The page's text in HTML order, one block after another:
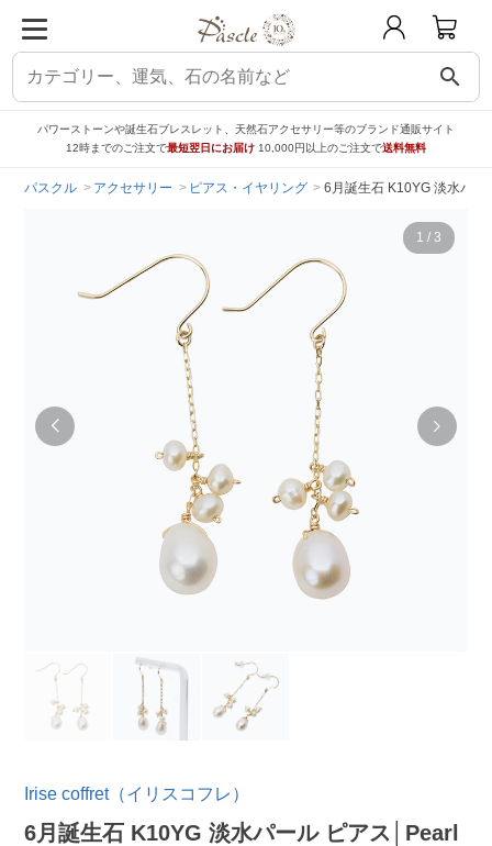
search
パワーストーンや誕生石ブレスレット、天然石アクセサリー等のブランド通販サイト
12時までのご注文で最短翌日にお届け 10,000円以上のご注文で送料無料
パスクル アクセサリー ピアス・イヤリング 6月誕生石 K10YG 淡水パ
1 / 3
Irise coffret（イリスコフレ）
6月誕生石 K10YG 淡水パール ピアス│Pearl